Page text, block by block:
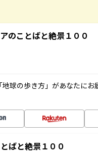
のことばと絶景１００
球の歩き方」があなたにお
ばと絶景１００